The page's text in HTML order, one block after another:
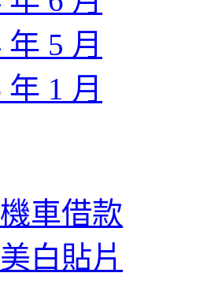
年 5 月
年 1 月
車借款
白貼片